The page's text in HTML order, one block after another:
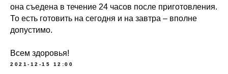
она съедена в течение 24 часов после приготовления.
То есть готовить на сегодня и на завтра – вполне
допустимо.
Всем здоровья!
2021-12-15 12:00
© 2026 HOLISTICA.
Все тексты на сайте оригинальные,
все права защищены.